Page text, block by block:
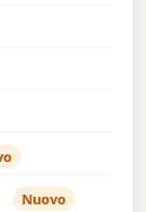
Nuovo